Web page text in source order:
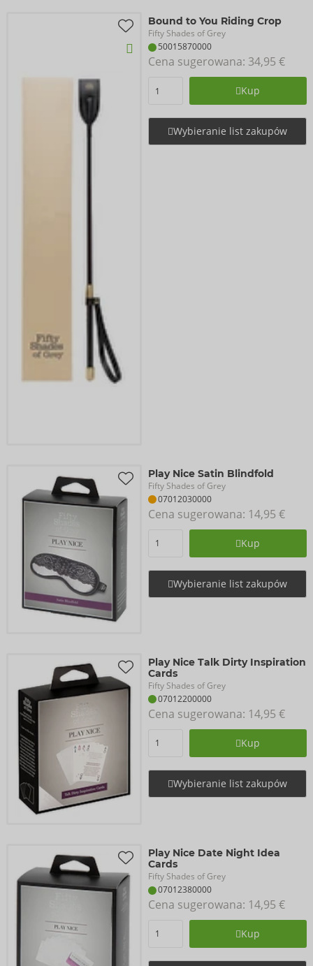
Bound to You Riding Crop
Fifty Shades of Grey
50015870000
Cena sugerowana: 34,95 €
Kup
Wybieranie list zakupów
Play Nice Satin Blindfold
Fifty Shades of Grey
07012030000
Cena sugerowana: 14,95 €
Kup
Wybieranie list zakupów
Play Nice Talk Dirty Inspiration
Cards
Fifty Shades of Grey
07012200000
Cena sugerowana: 14,95 €
Kup
Wybieranie list zakupów
Play Nice Date Night Idea
Cards
Fifty Shades of Grey
07012380000
Cena sugerowana: 14,95 €
Kup